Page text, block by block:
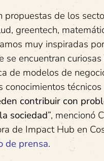
propuestas de los
greentech,
muy inspiradas
se encuentran curiosas
de modelos de
conocimientos técnicos
contribuir con
sociedad”, mencionó
de Impact Hub en
de prensa.